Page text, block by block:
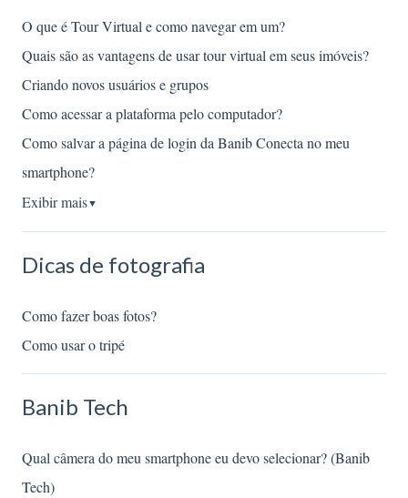
O que é Tour Virtual e como navegar em um?
Quais são as vantagens de usar tour virtual em seus imóveis?
Criando novos usuários e grupos
Como acessar a plataforma pelo computador?
Como salvar a página de login da Banib Conecta no meu
smartphone?
Exibir mais▼
Dicas de fotografia
Como fazer boas fotos?
Como usar o tripé
Banib Tech
Qual câmera do meu smartphone eu devo selecionar? (Banib
Tech)